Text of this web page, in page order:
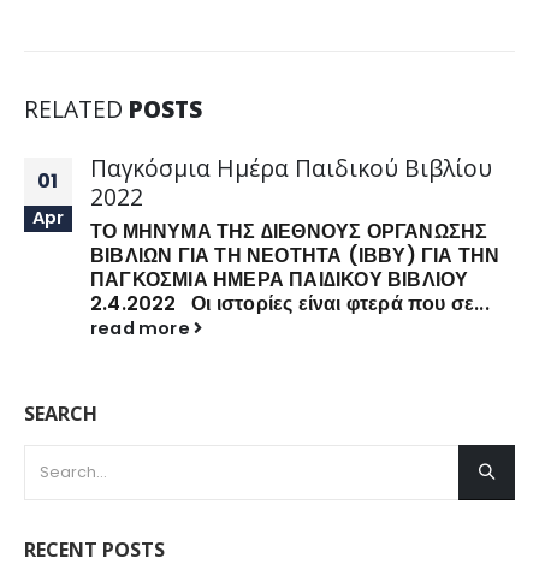
RELATED POSTS
01
Apr
Παγκόσμια Ημέρα Παιδικού Βιβλίου
2022
ΤΟ ΜΗΝΥΜΑ ΤΗΣ ∆ΙΕΘΝΟΥΣ ΟΡΓΑΝΩΣΗΣ
ΒΙΒΛΙΩΝ ΓΙΑ ΤΗ ΝΕΟΤΗΤΑ (ΙΒΒΥ) ΓΙΑ ΤΗΝ
ΠΑΓΚΟΣΜΙΑ ΗΜΕΡΑ ΠΑΙ∆ΙΚΟΥ ΒΙΒΛΙΟΥ
2.4.2022 Οι ιστορίες είναι φτερά που σε...
read more
SEARCH
RECENT POSTS